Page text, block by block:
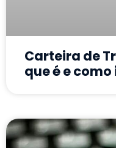
Carteira de
que é e